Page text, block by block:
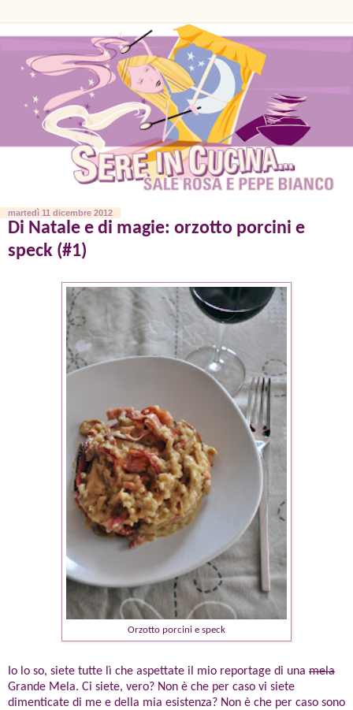
martedì 11 dicembre 2012
Di Natale e di magie: orzotto porcini e
speck (#1)
Orzotto porcini e speck
Io lo so, siete tutte lì che aspettate il mio reportage di una mela
Grande Mela. Ci siete, vero? Non è che per caso vi siete
dimenticate di me e della mia esistenza? Non è che per caso sono